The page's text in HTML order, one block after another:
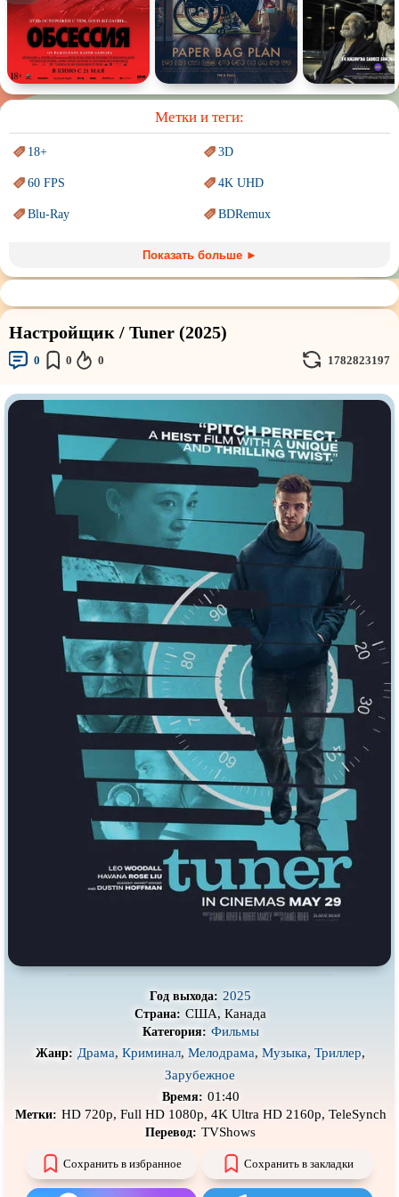
Спектакль Сказка Немое кино Для взрослых
Метки и теги:
18+ 3D
60 FPS 4K UHD
Blu-Ray BDRemux
Sci-Fi (Научнаяфантастика) Trash (трэш) movies
Авангард иСюрреализм Ангелы и Демоны
Аниме Антиутопия
Врачи
Индийское кино Киберпанк
Коллекция Комикс
Маги и Волшебники Наркотики
Новогодние Основанное нареальных
Параллельные миры
ПереводГоблина
ПереводКубик в Кубе Перевод Кураж-Бамбей
Пеплум Подростковая жестокость
Постапокалипсис Призраки
Про акул Про апокалипсис
Про богатых Про богов
Про вампиров Про ведьм
Про викингов Про выживание
Про гангстеров Про гонки
Про динозавров
Про животных
Про инопланетян
Про космос
Про подростков
Про путешествияво времени Про роботов
Про самолёты
Про собак Про снайперов
Про танки
Про танцы Про тюрьму
Показать больше ►
Настройщик / Tuner (2025)
0 0 0 1782823197
Год выхода: 2025
Страна: США, Канада
Категория: Фильмы
Жанр: Драма, Криминал, Мелодрама, Музыка, Триллер,
Зарубежное
Время: 01:40
Метки: HD 720p, Full HD 1080p, 4K Ultra HD 2160p, TeleSynch
Перевод: TVShows
Сохранить в избранное Сохранить в закладки